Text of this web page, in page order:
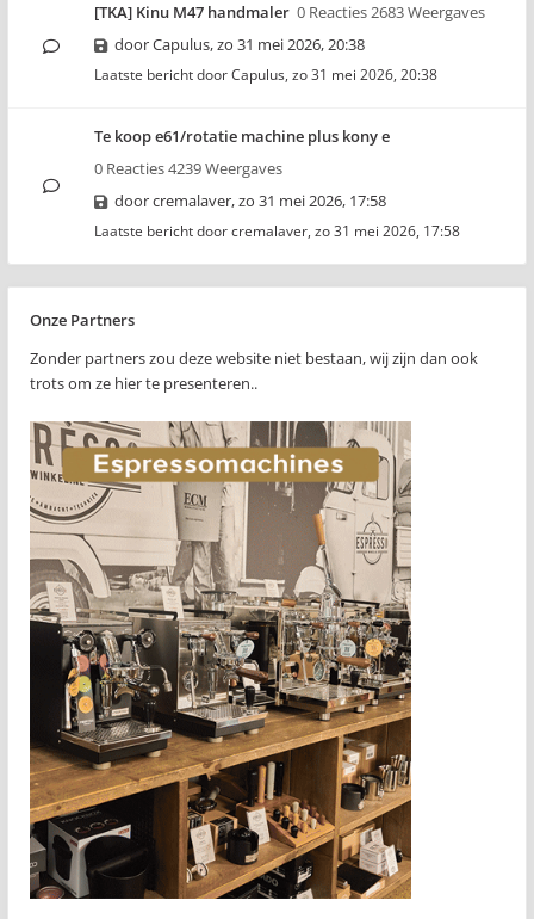
[TKA] Kinu M47 handmaler 0 Reacties 2683 Weergaves
doorCapulus,zo 31 mei 2026, 20:38
Laatste bericht doorCapulus, zo 31 mei 2026, 20:38
Te koop e61/rotatie machine plus kony e
0 Reacties 4239 Weergaves
doorcremalaver,zo 31 mei 2026, 17:58
Laatste bericht doorcremalaver, zo 31 mei 2026, 17:58
Onze Partners
Zonder partners zou deze website niet bestaan, wij zijn dan ook
trots om ze hier te presenteren..